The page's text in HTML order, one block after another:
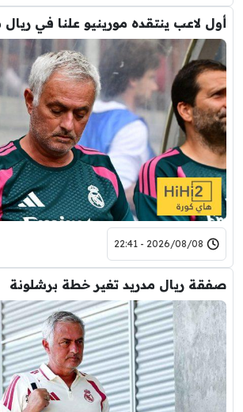
أول لاعب ينتقده مورينيو علنا في ريال
2026/08/08 - 22:41
صفقة ريال مدريد تغير خطة برشلونة